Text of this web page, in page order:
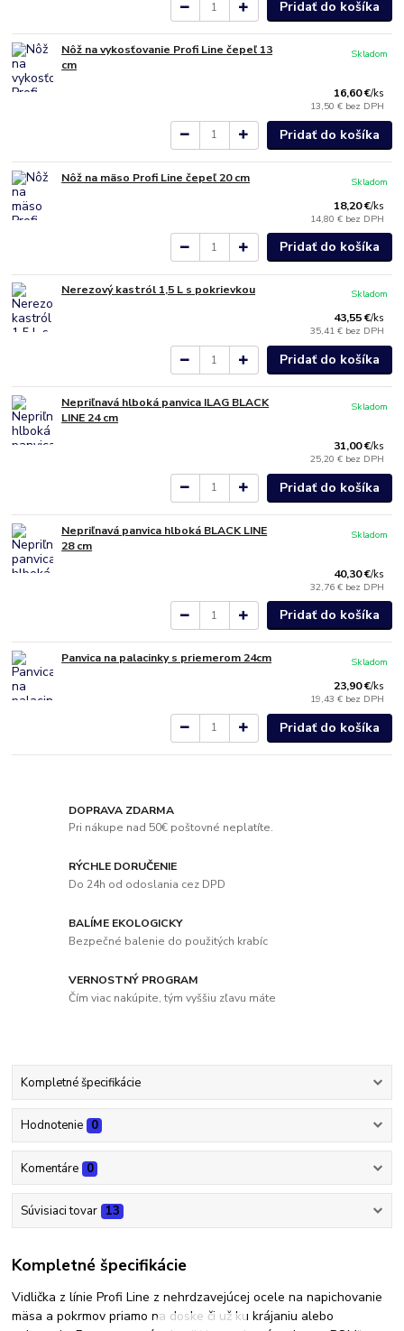
Pridať do košíka
Nôž na vykosťovanie Profi Line čepeľ 13
cm
16,60 €/ks
13,50 € bez DPH
Skladom
Pridať do košíka
Nôž na mäso Profi Line čepeľ 20 cm
18,20 €/ks
14,80 € bez DPH
Skladom
Pridať do košíka
Nerezový kastról 1,5 L s pokrievkou
43,55 €/ks
35,41 € bez DPH
Skladom
Pridať do košíka
Nepriľnavá hlboká panvica ILAG BLACK
LINE 24 cm
31,00 €/ks
25,20 € bez DPH
Skladom
Pridať do košíka
Nepriľnavá panvica hlboká BLACK LINE
28 cm
40,30 €/ks
32,76 € bez DPH
Skladom
Pridať do košíka
Panvica na palacinky s priemerom 24cm
23,90 €/ks
19,43 € bez DPH
Skladom
Pridať do košíka
DOPRAVA ZDARMA
Pri nákupe nad 50€ poštovné neplatíte.
RÝCHLE DORUČENIE
Do 24h od odoslania cez DPD
BALÍME EKOLOGICKY
Bezpečné balenie do použitých krabíc
VERNOSTNÝ PROGRAM
Čím viac nakúpite, tým vyššiu zľavu máte
Kompletné špecifikácie
Hodnotenie 0
Komentáre 0
Súvisiaci tovar 13
Kompletné špecifikácie
Vidlička z línie Profi Line z nehrdzavejúcej ocele na napichovanie
mäsa a pokrmov priamo na doske či už ku krájaniu alebo